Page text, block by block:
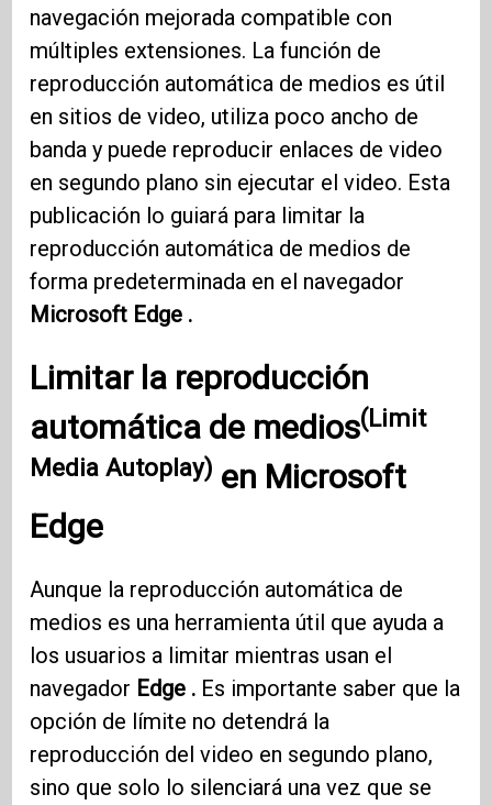
navegación mejorada compatible con
múltiples extensiones. La función de
reproducción automática de medios es útil
en sitios de video, utiliza poco ancho de
banda y puede reproducir enlaces de video
en segundo plano sin ejecutar el video. Esta
publicación lo guiará para limitar la
reproducción automática de medios de
forma predeterminada en el navegador
Microsoft Edge .
Limitar la reproducción
automática de medios(Limit
Media Autoplay) en Microsoft
Edge
Aunque la reproducción automática de
medios es una herramienta útil que ayuda a
los usuarios a limitar mientras usan el
navegador Edge . Es importante saber que la
opción de límite no detendrá la
reproducción del video en segundo plano,
sino que solo lo silenciará una vez que se